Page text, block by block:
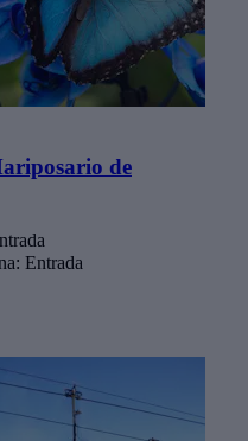
de
Entrada